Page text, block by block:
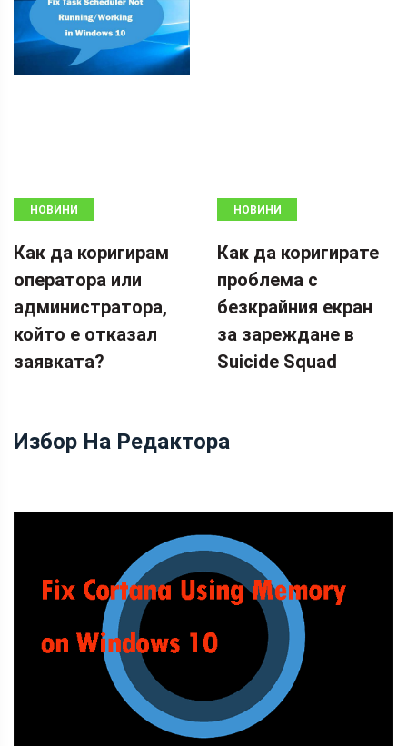
НОВИНИ
Как да коригирам
оператора или
администратора,
който е отказал
заявката?
НОВИНИ
Как да коригирате
проблема с
безкрайния екран
за зареждане в
Suicide Squad
Избор На Редактора